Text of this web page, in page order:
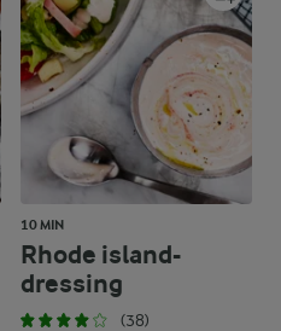
10 MIN
Rhode island-
dressing
(38)